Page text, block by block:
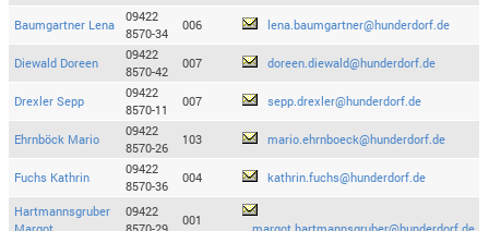
Baumgartner Lena
09422
8570-34
006 lena.baumgartner@hunderdorf.de
Diewald Doreen
09422
8570-42
007 doreen.diewald@hunderdorf.de
Drexler Sepp
09422
8570-11
007 sepp.drexler@hunderdorf.de
Ehrnböck Mario
09422
8570-26
103 mario.ehrnboeck@hunderdorf.de
Fuchs Kathrin
09422
8570-36
004 kathrin.fuchs@hunderdorf.de
Hartmannsgruber
09422
001